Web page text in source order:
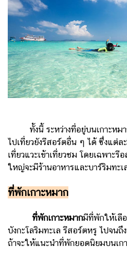
ทั้งนี้ ระหว่างที่อยู่บนเกาะหมา
ไปเที่ยวยังรีสอร์ตอื่น ๆ ได้ ซึ่งแต่
เที่ยวแวะเข้าเที่ยวชม โดยเฉพาะ
ใหญ่จะมีร้านอาหารและบาร์ริมทะเ
ที่พักเกาะหมาก
ที่พักเกาะหมากมีที่พักให้เลื
บังกะโลริมทะเล รีสอร์ตหรู ไปจน
ถ้าจะให้แนะนำที่พักยอดนิยมบนเก